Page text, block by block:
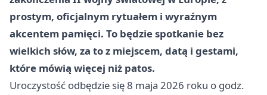
prostym, oficjalnym rytuałem i wyraźnym
akcentem pamięci. To będzie spotkanie bez
wielkich słów, za to z miejscem, datą i gestami,
które mówią więcej niż patos.
Uroczystość odbędzie się 8 maja 2026 roku o godz.